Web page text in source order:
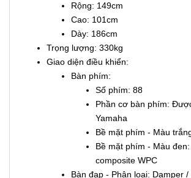
Rộng: 149cm
Cao: 101cm
Dày: 186cm
Trọng lượng: 330kg
Giao diện điều khiển:
Bàn phím:
Số phím: 88
Phần cơ bàn phím:
Yamaha
Bề mặt phím - Màu
Bề mặt phím - Màu
composite WPC
Bàn đạp - Phân loại: Damper